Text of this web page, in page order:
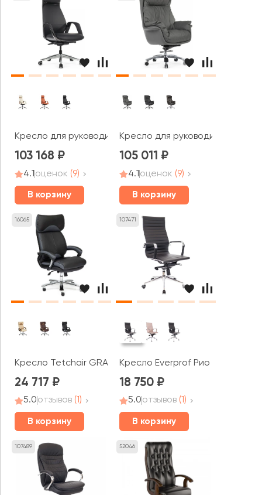
Кресло для руководителя RV ДИЗАЙН Наполи / Napoli
103 168
4.1 оценок (9)
В корзину
Кресло для руководителя RV
105 011
4.1 оценок (9)
В корзину
16065
Кресло Tetchair GRAND
24 717
5.0отзывов (1)
В корзину
107471
Кресло Everprof Рио М / Rio M
18 750
5.0отзывов (1)
В корзину
107489 52046